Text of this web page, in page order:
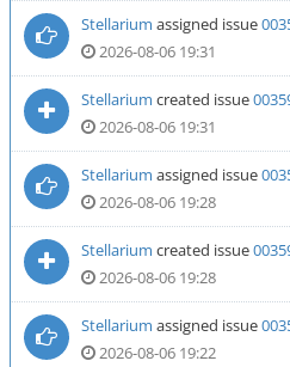
Stellarium assigned issue
2026-08-06 19:31
Stellarium created issue
2026-08-06 19:31
Stellarium assigned issue
2026-08-06 19:28
Stellarium created issue
2026-08-06 19:28
Stellarium assigned issue
2026-08-06 19:22